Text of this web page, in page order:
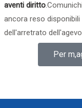
aventi diritto
ancora reso
dell'arretrato
Per